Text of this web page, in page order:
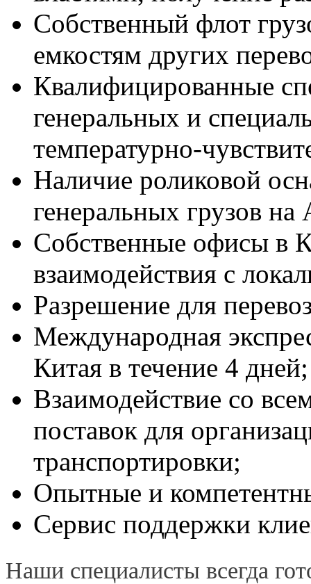
Собственный флот
емкостям других
Квалифицированные
генеральных и
температурно-
Наличие роликовой
генеральных грузов
Собственные офисы в
взаимодействия с
Разрешение для
Международная
Китая в течение 4 дней;
Взаимодействие со
поставок для
транспортировки;
Опытные и
Сервис поддержки
Наши специалисты всегда